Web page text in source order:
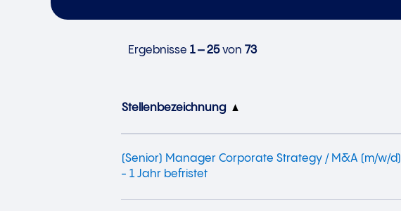
Ergebnisse 1 – 25von 73
Stellenbezeichnung
(Senior) Manager Corporate Strategy / M&A (m/w/d)
- 1 Jahr befristet